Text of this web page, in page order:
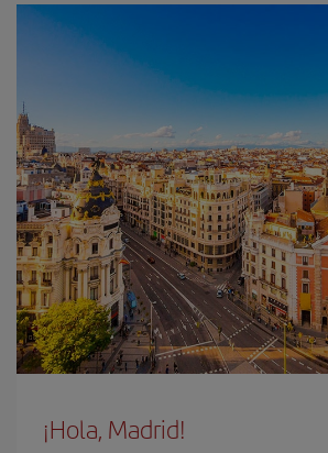
¡Hola, Madrid!